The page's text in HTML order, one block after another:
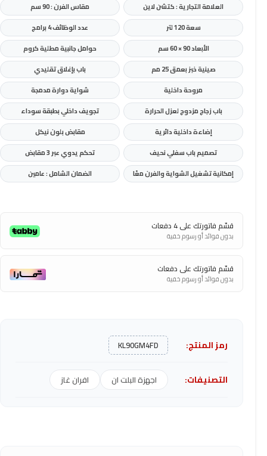
العلامة التجارية : كتشن لاين
مقاس الفرن : 90 سم
سعة 120 لتر
عدد الوظائف 4 برامج
الأبعاد 90 × 60 سم
حوامل جانبية مطلية كروم
صينية خبز بعمق 25 مم
باب بإغلاق تقليدي
مروحة داخلية
شواية دوارة مدمجة
باب زجاج مزدوج لعزل الحرارة
تجويف داخلي بطبقة سوداء
إضاءة داخلية دائرية
مقابض بلون نيكل
تصميم باب سفلي نحيف
تحكم يدوي عبر 3 مقابض
إمكانية تشغيل الشواية والفرن معًا
الضمان الشامل : عامين
قسّم فاتورتك على 4 دفعات
بدون فوائد أو رسوم خفية
قسّم فاتورتك على دفعات
بدون فوائد أو رسوم خفية
رمز المنتج: KL90GM4FD
التصنيفات: اجهزة البلت ان افران غاز